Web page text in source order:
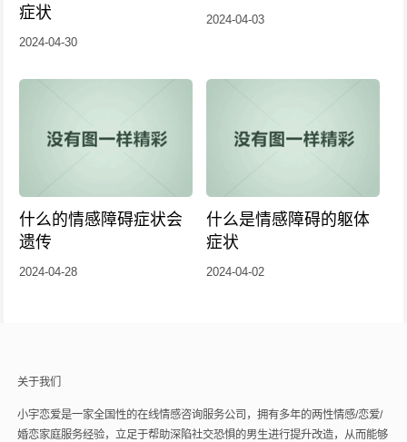
症状
2024-04-30
2024-04-03
什么的情感障碍症状会
遗传
2024-04-28
什么是情感障碍的躯体
症状
2024-04-02
关于我们
小宇恋爱是一家全国性的在线情感咨询服务公司，拥有多年的两性情感/恋爱/
婚恋家庭服务经验，立足于帮助深陷社交恐惧的男生进行提升改造，从而能够